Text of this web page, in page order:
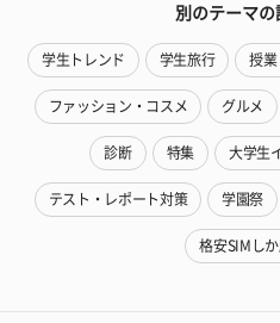
別のテーマの
学生トレンド 学生旅行 授業
ファッション・コスメ グルメ
診断 特集 大学生
テスト・レポート対策 学園祭
格安SIMしか